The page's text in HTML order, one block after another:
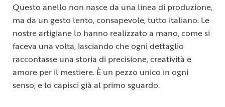
Questo anello non nasce da una linea di produzione,
ma da un gesto lento, consapevole, tutto italiano. Le
nostre artigiane lo hanno realizzato a mano, come si
faceva una volta, lasciando che ogni dettaglio
raccontasse una storia di precisione, creatività e
amore per il mestiere. È un pezzo unico in ogni
senso, e lo capisci già al primo sguardo.